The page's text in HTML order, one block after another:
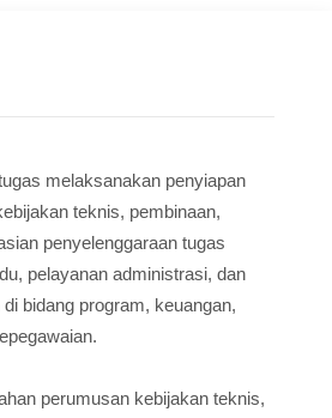
melaksanakan penyiapan
teknis, pembinaan,
penyelenggaraan tugas
pelayanan administrasi, dan
bidang program, keuangan,
perumusan kebijakan teknis,